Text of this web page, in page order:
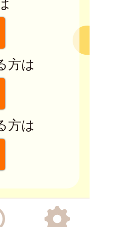
方は
方は